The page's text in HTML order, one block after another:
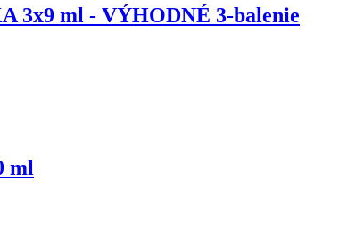
3x9 ml - VÝHODNÉ 3-balenie
ml